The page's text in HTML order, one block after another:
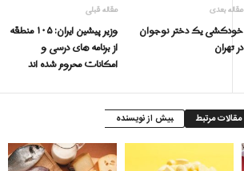
مقاله قبلی
وزیر پیشین ایران: ۱۰۵ منطقه
از برنامه های درسی و
امکانات محروم شده اند
مقاله بعدی
خودکشی یک دختر نوجوان
در تهران
مقالات مرتبط بیش از نویسنده